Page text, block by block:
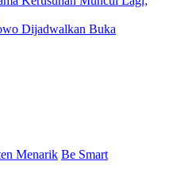
Dijadwalkan Buka
Menarik Be Smart